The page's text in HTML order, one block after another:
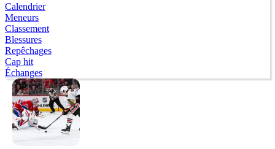
Calendrier
Meneurs
Classement
Blessures
Repêchages
Cap hit
Échanges